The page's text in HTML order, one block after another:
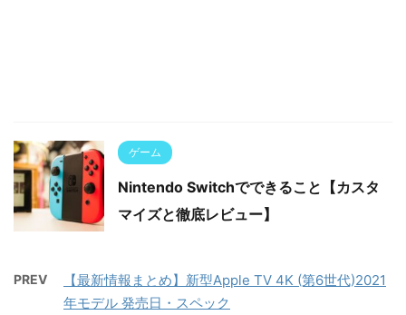
ゲーム
Nintendo Switchでできること【カスタ
マイズと徹底レビュー】
PREV
【最新情報まとめ】新型Apple TV 4K (第6世代)2021
年モデル 発売日・スペック